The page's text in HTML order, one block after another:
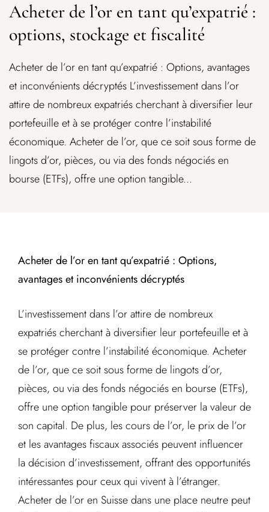
Acheter de l’or en tant qu’expatrié :
options, stockage et fiscalité
Acheter de l’or en tant qu’expatrié : Options, avantages
et inconvénients décryptés L’investissement dans l’or
attire de nombreux expatriés cherchant à diversifier leur
portefeuille et à se protéger contre l’instabilité
économique. Acheter de l’or, que ce soit sous forme de
lingots d’or, pièces, ou via des fonds négociés en
bourse (ETFs), offre une option tangible...
Acheter de l’or en tant qu’expatrié : Options,
avantages et inconvénients décryptés
L’investissement dans l’or attire de nombreux
expatriés cherchant à diversifier leur portefeuille et à
se protéger contre l’instabilité économique. Acheter
de l’or, que ce soit sous forme de lingots d’or,
pièces, ou via des fonds négociés en bourse (ETFs),
offre une option tangible pour préserver la valeur de
son capital. De plus, les cours de l’or, le prix de l’or
et les avantages fiscaux associés peuvent influencer
la décision d’investissement, offrant des opportunités
intéressantes pour ceux qui vivent à l’étranger.
Acheter de l’or en Suisse dans une place neutre peut